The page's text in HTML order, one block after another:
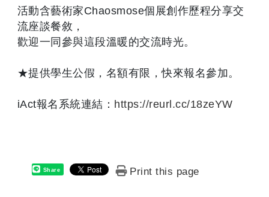
活動含藝術家Chaosmose個展創作歷程分享交
流座談餐敘，
歡迎一同參與這段溫暖的交流時光。
★提供學生公假，名額有限，快來報名參加。
iAct報名系統連結： https://reurl.cc/18zeYW
Share Print this page